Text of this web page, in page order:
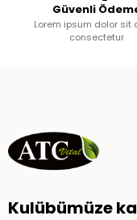
Güvenli
Lorem ipsum dolor sit
consectetur
Kulübümüze